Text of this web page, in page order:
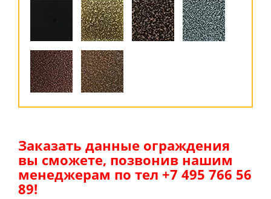
Заказать данные ограждения
вы сможете, позвонив нашим
менеджерам по тел +7 495 766 56
89!